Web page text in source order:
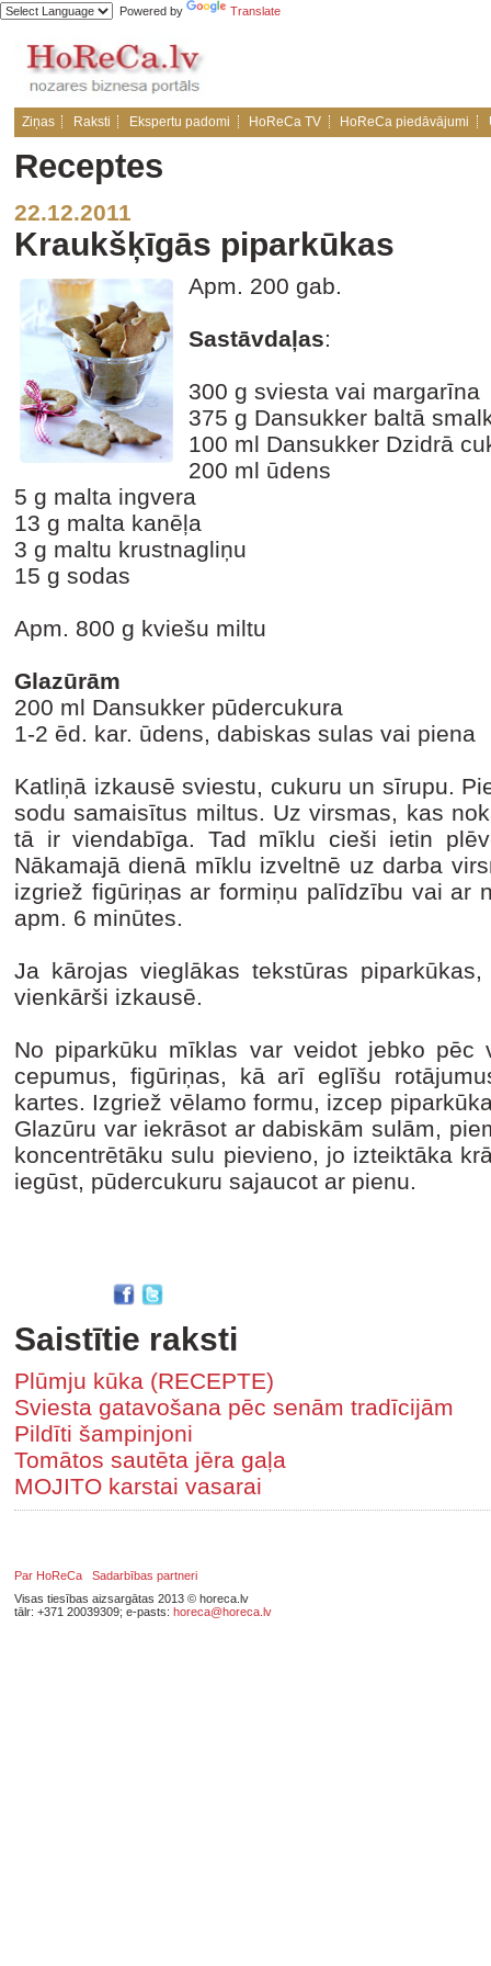
Powered by Translate
Ziņas Raksti Ekspertu padomi HoReCa TV HoReCa piedāvājumi
Receptes
22.12.2011
Kraukšķīgās piparkūkas
Apm. 200 gab.
Sastāvdaļas:
300 g sviesta vai margarīna
375 g Dansukker baltā
100 ml Dansukker Dzidrā
200 ml ūdens
5 g malta ingvera
13 g malta kanēļa
3 g maltu krustnagliņu
15 g sodas
Apm. 800 g kviešu miltu
Glazūrām
200 ml Dansukker pūdercukura
1-2 ēd. kar. ūdens, dabiskas sulas vai piena
Katliņā izkausē sviestu, cukuru un sīrupu.
sodu samaisītus miltus. Uz virsmas, kas
tā ir viendabīga. Tad mīklu cieši ietin
Nākamajā dienā mīklu izveltnē uz darba
izgriež figūriņas ar formiņu palīdzību vai ar
apm. 6 minūtes.
Ja kārojas vieglākas tekstūras
vienkārši izkausē.
No piparkūku mīklas var veidot jebko pēc
cepumus, figūriņas, kā arī eglīšu
kartes. Izgriež vēlamo formu, izcep
Glazūru var iekrāsot ar dabiskām sulām,
koncentrētāku sulu pievieno, jo izteiktāka
iegūst, pūdercukuru sajaucot ar pienu.
Saistītie raksti
Plūmju kūka (RECEPTE)
Sviesta gatavošana pēc senām tradīcijām
Pildīti šampinjoni
Tomātos sautēta jēra gaļa
MOJITO karstai vasarai
Par HoReCa
Sadarbības partneri
Visas tiesības aizsargātas 2013 © horeca.lv
tālr: +371 20039309; e-pasts: horeca@horeca.lv